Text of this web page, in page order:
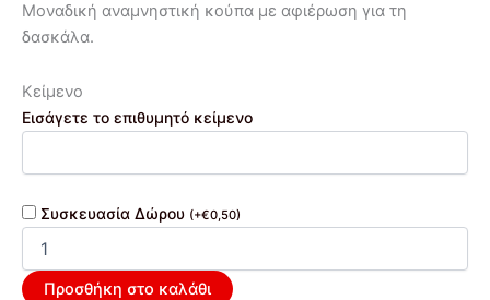
Μοναδική αναμνηστική κούπα με αφιέρωση για τη
δασκάλα.
Κείμενο
Εισάγετε το επιθυμητό κείμενο
Συσκευασία Δώρου (+€0,50)
Προσθήκη στο καλάθι